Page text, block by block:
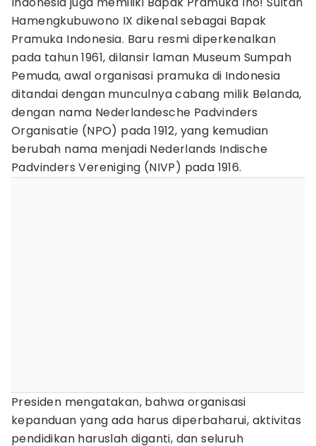
Hamengkubuwono IX dikenal sebagai Bapak
Pramuka Indonesia. Baru resmi diperkenalkan
pada tahun 1961, dilansir laman Museum Sumpah
Pemuda, awal organisasi pramuka di Indonesia
ditandai dengan munculnya cabang milik Belanda,
dengan nama Nederlandesche Padvinders
Organisatie (NPO) pada 1912, yang kemudian
berubah nama menjadi Nederlands Indische
Padvinders Vereniging (NIVP) pada 1916.
Presiden mengatakan, bahwa organisasi
kepanduan yang ada harus diperbaharui, aktivitas
pendidikan haruslah diganti, dan seluruh